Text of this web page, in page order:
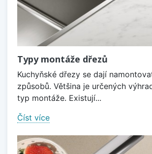
Typy montáže dřezů
Kuchyňské dřezy se dají
způsobů. Většina je určených
typ montáže. Existují...
Číst více